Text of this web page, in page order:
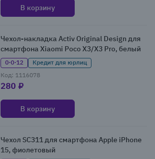
В корзину
Чехол-накладка Activ Original Design для
смартфона Xiaomi Poco X3/X3 Pro, белый
0·0·12
Кредит для юрлиц
Код: 1116078
280 ₽
В корзину
Чехол SC311 для смартфона Apple iPhone
15, фиолетовый